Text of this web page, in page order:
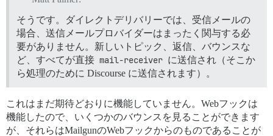
そうです。ダイレクトデリバリーでは、受信メールの
場合、送信メールプロバイダーはまったく関与する必
要がありません。新しいトピック、返信、バウンスな
ど、すべてが直接 mail-receiver に送信され（そこか
ら処理のために Discourse に送信されます）。
これはまだ期待どおりに機能していません。Webフックは
機能したので、いくつかのバウンスを見ることができます
が、それらはMailgunのWebフックからのものであることが